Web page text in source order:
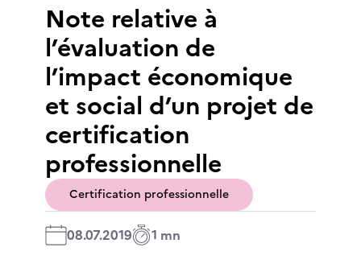
Note relative à
l’évaluation de
l’impact économique
et social d’un projet de
certification
professionnelle
Certification professionnelle
08.07.2019 1 mn